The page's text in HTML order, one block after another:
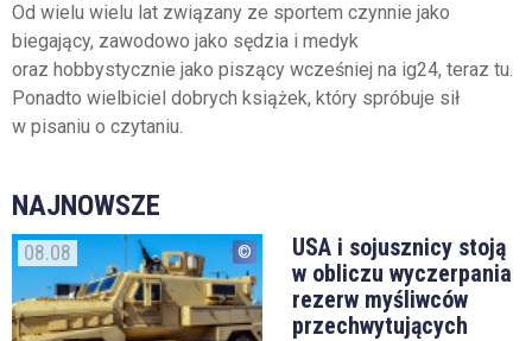
Od wielu wielu lat związany ze sportem czynnie jako
biegający, zawodowo jako sędzia i medyk
oraz hobbystycznie jako piszący wcześniej na ig24, teraz tu.
Ponadto wielbiciel dobrych książek, który spróbuje sił
w pisaniu o czytaniu.
NAJNOWSZE
08.08
USA i sojusznicy stoją
w obliczu wyczerpania
rezerw myśliwców
przechwytujących